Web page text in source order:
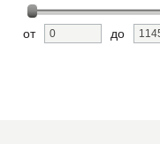
от до